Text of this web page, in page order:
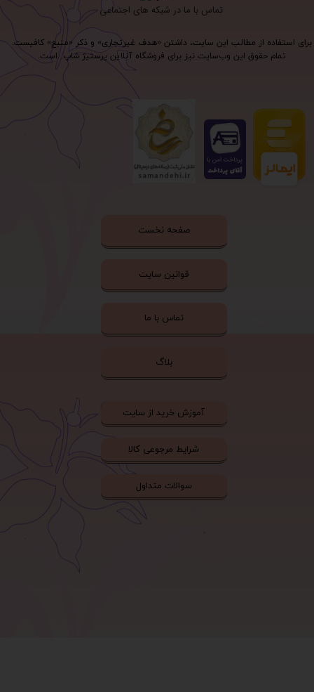
برای استفاده از مطالب این سایت، داشتن «هدف غیرتجاری» و ذکر «منبع» کافیست.
تمام حقوق اين وب‌سايت نیز برای فروشگاه آنلاین پرستیژ شاپ است.
تماس با ما در شبکه های اجتماعی
صفحه نخست
قوانین سایت
تماس با ما
بلاگ
آموزش خرید از سایت
شرایط مرجوعی کالا
سوالات متداول